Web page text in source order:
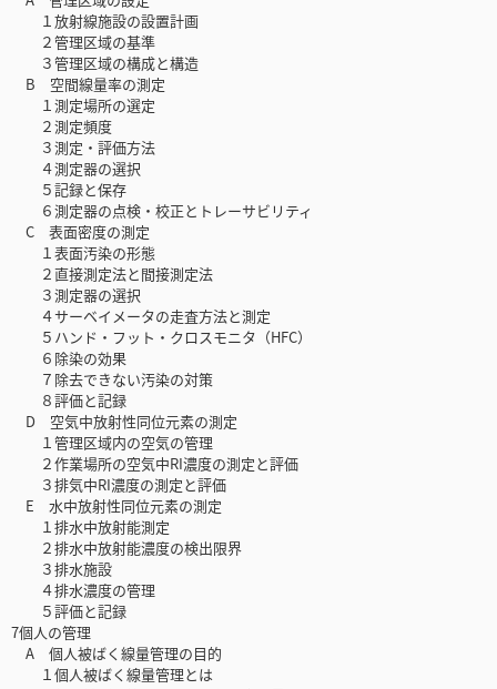
１放射線施設の設置計画
２管理区域の基準
３管理区域の構成と構造
B 空間線量率の測定
１測定場所の選定
２測定頻度
３測定・評価方法
４測定器の選択
５記録と保存
６測定器の点検・校正とトレーサビリティ
C 表面密度の測定
１表面汚染の形態
２直接測定法と間接測定法
３測定器の選択
４サーベイメータの走査方法と測定
５ハンド・フット・クロスモニタ（HFC）
６除染の効果
７除去できない汚染の対策
８評価と記録
D 空気中放射性同位元素の測定
１管理区域内の空気の管理
２作業場所の空気中RI濃度の測定と評価
３排気中RI濃度の測定と評価
E 水中放射性同位元素の測定
１排水中放射能測定
２排水中放射能濃度の検出限界
３排水施設
４排水濃度の管理
５評価と記録
7個人の管理
A 個人被ばく線量管理の目的
１個人被ばく線量管理とは